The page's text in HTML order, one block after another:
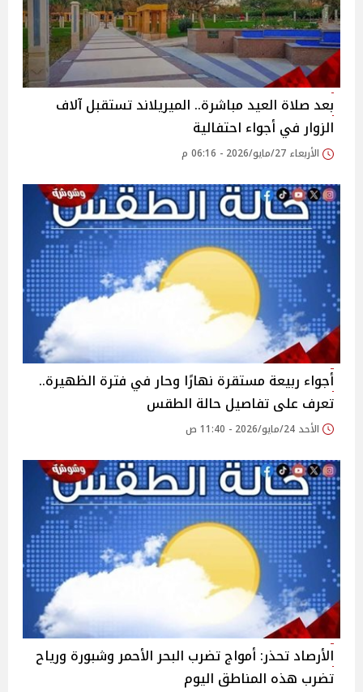
بعد صلاة العيد مباشرة.. الميريلاند تستقبل آلاف
الزوار في أجواء احتفالية
الأربعاء 27/مايو/2026 - 06:16 م
أجواء ربيعة مستقرة نهارًا وحار في فترة الظهيرة..
تعرف على تفاصيل حالة الطقس
الأحد 24/مايو/2026 - 11:40 ص
الأرصاد تحذر: أمواج تضرب البحر الأحمر وشبورة ورياح
تضرب هذه المناطق اليوم